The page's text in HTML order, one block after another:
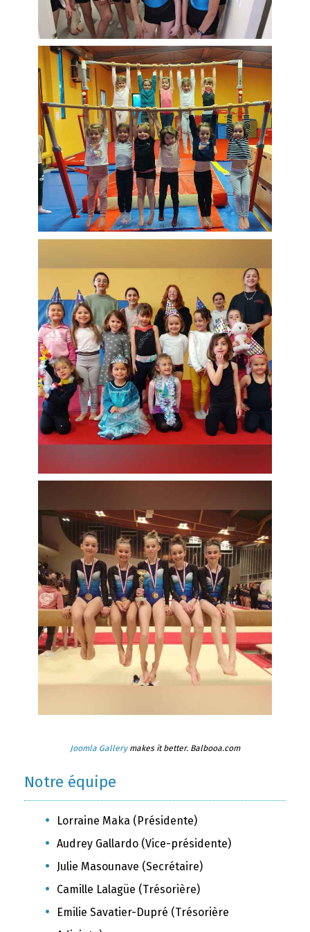
Joomla Gallerymakes it better. Balbooa.com
Notre équipe
Lorraine Maka (Présidente)
Audrey Gallardo (Vice-présidente)
Julie Masounave (Secrétaire)
Camille Lalagüe (Trésorière)
Emilie Savatier-Dupré (Trésorière